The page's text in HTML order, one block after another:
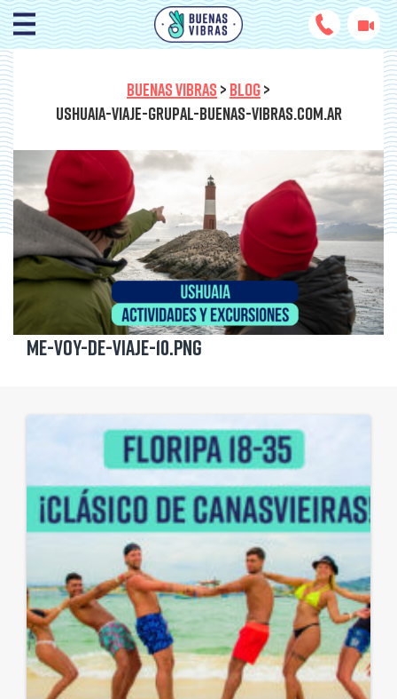
BUENAS VIBRAS > BLOG>
USHUAIA-VIAJE-GRUPAL-BUENAS-VIBRAS.COM.AR
Me-voy-de-viaje-10.png